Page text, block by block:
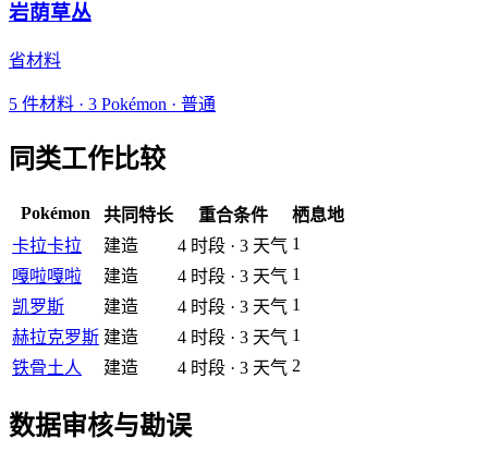
岩荫草丛
省材料
5 件材料 · 3 Pokémon · 普通
同类工作比较
Pokémon 共同特长 重合条件
栖息地
卡拉卡拉
建造 4 时段 · 3 天气 1
嘎啦嘎啦
建造 4 时段 · 3 天气 1
凯罗斯
建造 4 时段 · 3 天气 1
赫拉克罗斯 建造 4 时段 · 3 天气 1
铁骨土人
建造 4 时段 · 3 天气 2
数据审核与勘误